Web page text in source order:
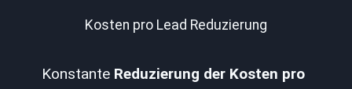
Kosten pro Lead Reduzierung
Konstante Reduzierung der Kosten pro